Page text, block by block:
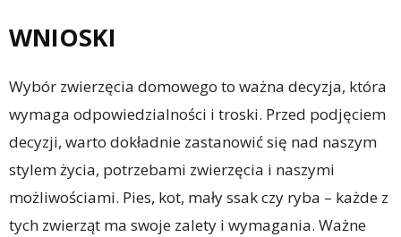
WNIOSKI
Wybór zwierzęcia domowego to ważna decyzja, która
wymaga odpowiedzialności i troski. Przed podjęciem
decyzji, warto dokładnie zastanowić się nad naszym
stylem życia, potrzebami zwierzęcia i naszymi
możliwościami. Pies, kot, mały ssak czy ryba – każde z
tych zwierząt ma swoje zalety i wymagania. Ważne